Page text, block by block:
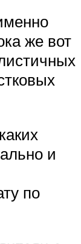
же вот
и
по